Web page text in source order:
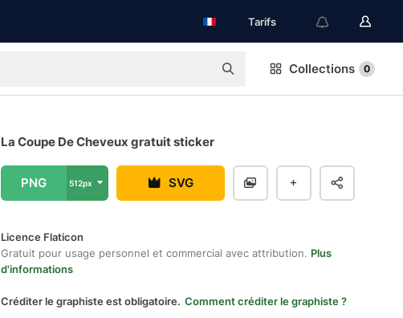
Tarifs
Collections 0
La Coupe De Cheveux gratuit sticker
PNG 512px SVG
Licence Flaticon
Gratuit pour usage personnel et commercial avec attribution. Plus
d'informations
Créditer le graphiste est obligatoire. Comment créditer le graphiste ?